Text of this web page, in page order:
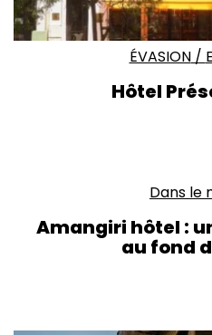
ÉVASION/
Hôtel
Dans le
Amangiri hôtel :
au fond